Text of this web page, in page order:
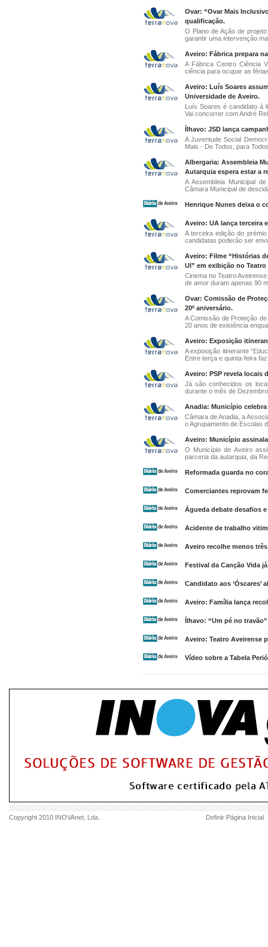
Ovar: “Ovar Mais
qualificação.
O Plano de Ação de
garantir uma intervenção
Aveiro: Fábrica prepara
A Fábrica Centro Ciência
ciência para ocupar as
Aveiro: Luís Soares
Universidade de Aveiro.
Luís Soares é candidato à
Vai concorrer com André
Ílhavo: JSD lança
A Juventude Social
Mais - De Todos, para
Albergaria: Assembleia
Autarquia espera estar a
A Assembleia Municipal
Câmara Municipal de
Henrique Nunes deixa o
Aveiro: UA lança terceira
A terceira edição do
candidatas poderão ser
Aveiro: Filme “Histórias
Ul” em exibição no Teatro
Cinema no Teatro
de amor duram apenas 90
Ovar: Comissão de
20º aniversário.
A Comissão de Proteção
20 anos de existência
Aveiro: Exposição
A exposição itinerante
Entre terça e quinta-feira
Aveiro: PSP revela locais
Já são conhecidos os
durante o mês de
Anadia: Município
Câmara de Anadia, a
o Agrupamento de Escolas
Aveiro: Município
O Município de Aveiro
parceria da autarquia, da
Reformada guarda no
Comerciantes reprovam
Águeda debate desafios
Acidente de trabalho
Aveiro recolhe menos
Festival da Canção Vida
Candidato aos ‘Óscares’
Aveiro: Família lança
Ílhavo: “Um pé no
Aveiro: Teatro Aveirense
Vídeo sobre a Tabela
Copyright 2010 INOVAnet , Lda. Definir Página Inicial